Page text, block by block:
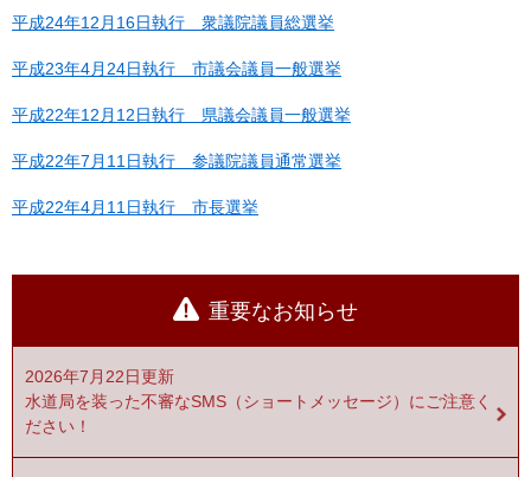
平成24年12月16日執行 衆議院議員総選挙
平成23年4月24日執行 市議会議員一般選挙
平成22年12月12日執行 県議会議員一般選挙
平成22年7月11日執行 参議院議員通常選挙
平成22年4月11日執行 市長選挙
重要なお知らせ
2026年7月22日更新
水道局を装った不審なSMS（ショートメッセージ）にご注意く
ださい！